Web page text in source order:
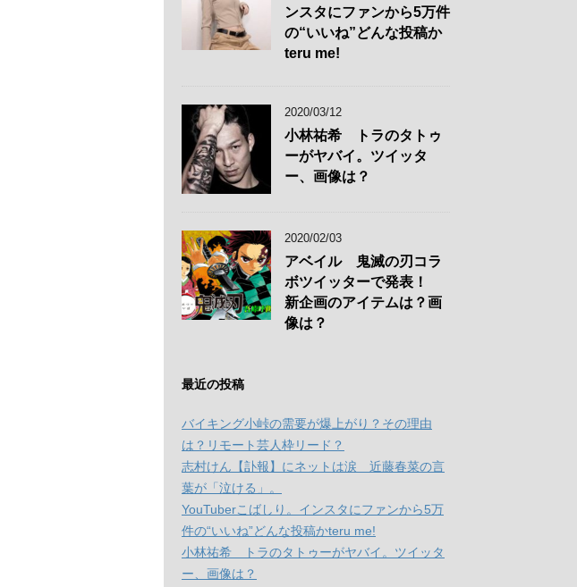
ンスタにファンから5万件
の“いいね”どんな投稿か
teru me!
2020/03/12
小林祐希 トラのタトゥ
ーがヤバイ。ツイッタ
ー、画像は？
2020/02/03
アベイル 鬼滅の刃コラ
ボツイッターで発表！
新企画のアイテムは？画
像は？
最近の投稿
バイキング小峠の需要が爆上がり？その理由
は？リモート芸人枠リード？
志村けん【訃報】にネットは涙 近藤春菜の言
葉が「泣ける」。
YouTuberこばしり。インスタにファンから5万
件の“いいね”どんな投稿かteru me!
小林祐希 トラのタトゥーがヤバイ。ツイッタ
ー、画像は？